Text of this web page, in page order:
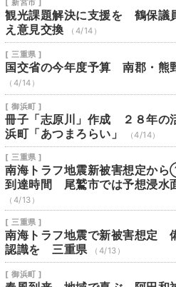
観光課題解決に支援を 鶴保議
え意見交換
（4/14）
[ 三重県 ]
国交省の今年度予算 南郡・熊
（4/14）
[ 御浜町 ]
冊子「志原川」作成 ２８年
浜町「あつまろらい」
（4/14）
[ 三重県 ]
南海トラフ地震新被害想定か
到達時間 尾鷲市では予想浸水
（4/13）
[ 三重県 ]
南海トラフ地震で新被害想定
認識を 三重県
（4/13）
[ 御浜町 ]